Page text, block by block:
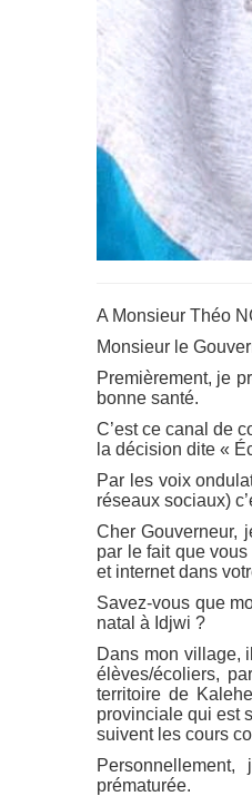
A Monsieur Théo
Monsieur le
Premièrement, je
bonne santé.
C’est ce canal de
la décision dite «
Par les voix
réseaux sociaux)
Cher Gouverneur,
par le fait que
et internet dans
Savez-vous que
natal à Idjwi ?
Dans mon village,
élèves/écoliers,
territoire de
provinciale qui est
suivent les cours
prématurée.